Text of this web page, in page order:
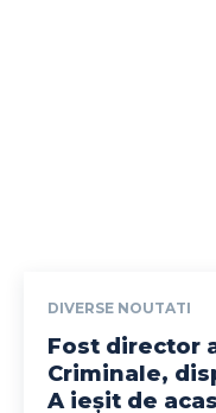
DIVERSE NOUTATI
Fost director
Criminale,
A ieșit de